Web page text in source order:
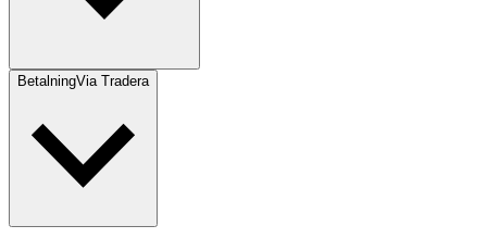
BetalningVia Tradera